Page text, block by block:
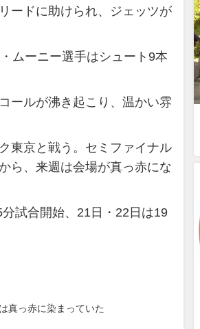
ードに助けられ、ジェッツが
ムーニー選手はシュート9本
ールが沸き起こり、温かい雰
東京と戦う。セミファイナル
ら、来週は会場が真っ赤にな
試合開始、21日・22日は19
真っ赤に染まっていた